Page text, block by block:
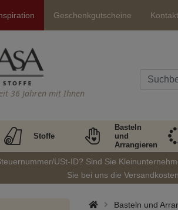
Geschenkgutscheine Kontakt
36 Jahren mit Ihnen
Stoffe
Basteln
und
Arrangieren
USt-ID? Sind Sie
Sie bei uns die
Basteln und